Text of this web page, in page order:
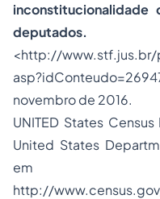
<http://
novembro de 2016.
UNITED States Census
United States
em
http://